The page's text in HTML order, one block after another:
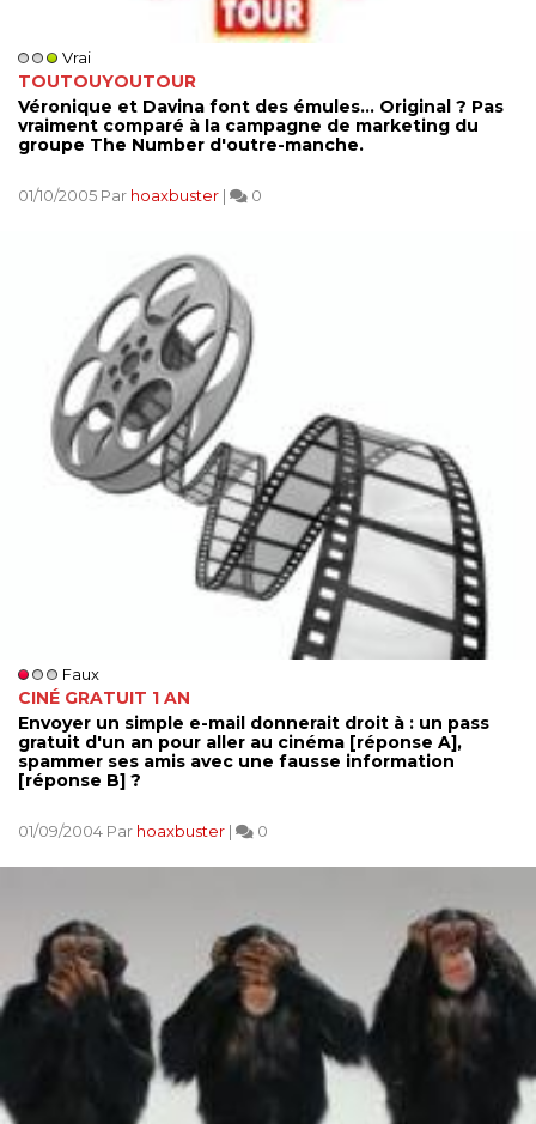
Vrai
TOUTOUYOUTOUR
Véronique et Davina font des émules... Original ? Pas
vraiment comparé à la campagne de marketing du
groupe The Number d'outre-manche.
01/10/2005 Par hoaxbuster | 0
Faux
CINÉ GRATUIT 1 AN
Envoyer un simple e-mail donnerait droit à : un pass
gratuit d'un an pour aller au cinéma [réponse A],
spammer ses amis avec une fausse information
[réponse B] ?
01/09/2004 Par hoaxbuster | 0